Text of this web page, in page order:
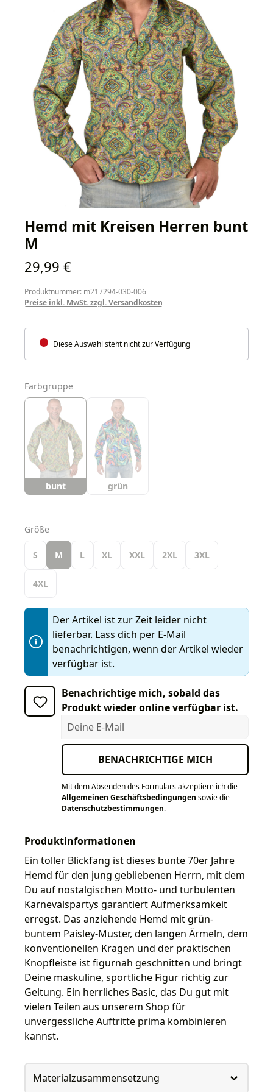
Hemd mit Kreisen Herren bunt
M
Regulärer Preis:
29,99 €
Produktnummer: m217294-030-006
Preise inkl. MwSt. zzgl. Versandkosten
Diese Auswahl steht nicht zur Verfügung
Farbgruppe
bunt grün
Größe
S M L XL XXL 2XL 3XL
4XL
Der Artikel ist zur Zeit leider nicht
lieferbar. Lass dich per E-Mail
benachrichtigen, wenn der Artikel wieder
verfügbar ist.
Benachrichtige mich, sobald das
Produkt wieder online verfügbar ist.
Deine E-Mail
BENACHRICHTIGE MICH
Mit dem Absenden des Formulars akzeptiere ich die
Allgemeinen Geschäftsbedingungen sowie die
Datenschutzbestimmungen.
Produktinformationen
Ein toller Blickfang ist dieses bunte 70er Jahre
Hemd für den jung gebliebenen Herrn, mit dem
Du auf nostalgischen Motto- und turbulenten
Karnevalspartys garantiert Aufmerksamkeit
erregst. Das anziehende Hemd mit grün-
buntem Paisley-Muster, den langen Ärmeln, dem
konventionellen Kragen und der praktischen
Knopfleiste ist figurnah geschnitten und bringt
Deine maskuline, sportliche Figur richtig zur
Geltung. Ein herrliches Basic, das Du gut mit
vielen Teilen aus unserem Shop für
unvergessliche Auftritte prima kombinieren
kannst.
Materialzusammensetzung